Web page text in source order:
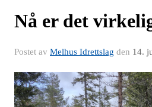
Nå er det
Postet av Melhus Idrettslag den 14.